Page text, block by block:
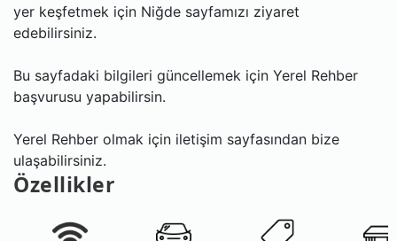
yer keşfetmek için Niğde sayfamızı ziyaret
edebilirsiniz.
Bu sayfadaki bilgileri güncellemek için Yerel Rehber
başvurusu yapabilirsin.
Yerel Rehber olmak için iletişim sayfasından bize
ulaşabilirsiniz.
Özellikler